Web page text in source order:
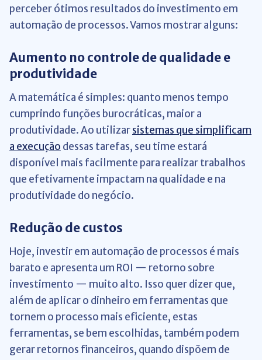
perceber ótimos resultados do investimento em
automação de processos. Vamos mostrar alguns:
Aumento no controle de qualidade e
produtividade
A matemática é simples: quanto menos tempo
cumprindo funções burocráticas, maior a
produtividade. Ao utilizarsistemas que simplificam
a execução dessas tarefas, seu time estará
disponível mais facilmente para realizar trabalhos
que efetivamente impactam na qualidade e na
produtividade do negócio.
Redução de custos
Hoje, investir em automação de processos é mais
barato e apresenta um ROI — retorno sobre
investimento — muito alto. Isso quer dizer que,
além de aplicar o dinheiro em ferramentas que
tornem o processo mais eficiente, estas
ferramentas, se bem escolhidas, também podem
gerar retornos financeiros, quando dispõem de